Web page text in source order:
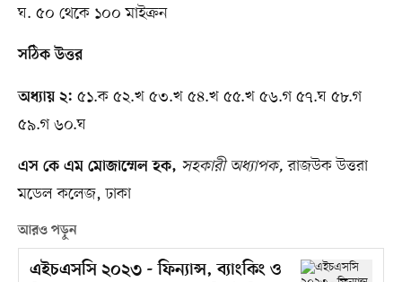
ঘ. ৫০ থেকে ১০০ মাইক্রন
সঠিক উত্তর
অধ্যায় ২: ৫১.ক ৫২.খ ৫৩.খ ৫৪.খ ৫৫.খ ৫৬.গ ৫৭.ঘ ৫৮.গ
৫৯.গ ৬০.ঘ
এস কে এম মোজাম্মেল হক, সহকারী অধ্যাপক, রাজউক উত্তরা
মডেল কলেজ, ঢাকা
আরও পড়ুন
এইচএসসি ২০২৩ - ফিন্যান্স, ব্যাংকিং ও